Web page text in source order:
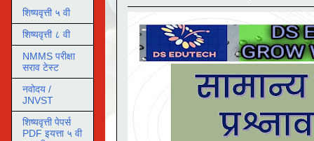
शिष्यवृत्ती ५ वी
शिष्यवृत्ती ८ वी
NMMS परीक्षा
सराव टेस्ट
नवोदय /
JNVST
शिष्यवृत्ती पेपर्स
PDF इयत्ता ५ वी